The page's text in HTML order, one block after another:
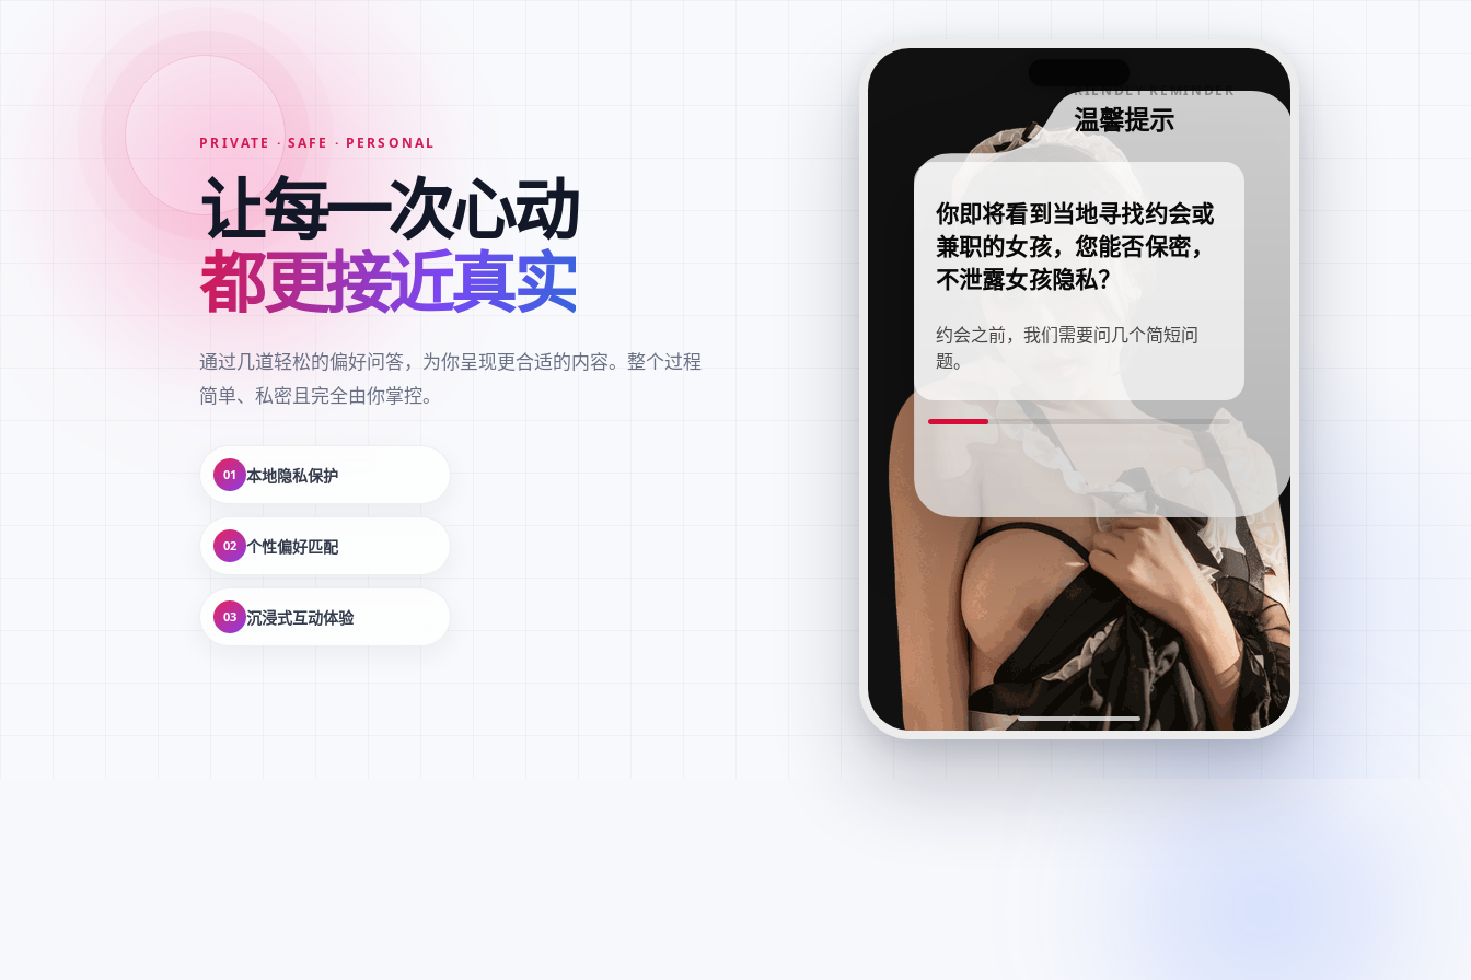
PRIVATE · SAFE · PERSONAL
让每一次心动
都更接近真实
通过几道轻松的偏好问答，为你呈现更合适的内容。整个过程
简单、私密且完全由你掌控。
01 本地隐私保护
02 个性偏好匹配
03 沉浸式互动体验
FRIENDLY REMINDER
温馨提示
你即将看到当地寻找约会或
兼职的女孩，您能否保密，
不泄露女孩隐私？
约会之前，我们需要问几个简短问
题。